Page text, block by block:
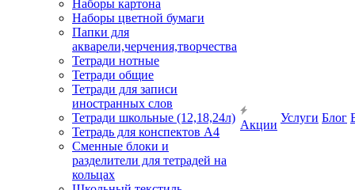
Наборы картона
Наборы цветной бумаги
Папки для
акварели,черчения,творчества
Тетради нотные
Тетради общие
Тетради для записи
иностранных слов
Тетради школьные (12,18,24л)
Тетрадь для конспектов А4
Сменные блоки и
разделители для тетрадей на
кольцах
Акции
Услуги Блог